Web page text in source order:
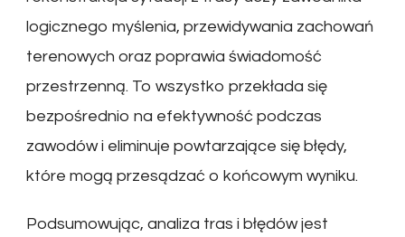
logicznego myślenia, przewidywania zachowań
terenowych oraz poprawia świadomość
przestrzenną. To wszystko przekłada się
bezpośrednio na efektywność podczas
zawodów i eliminuje powtarzające się błędy,
które mogą przesądzać o końcowym wyniku.
Podsumowując, analiza tras i błędów jest